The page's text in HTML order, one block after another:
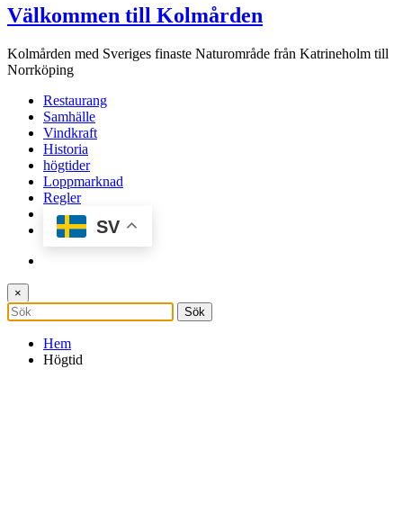
Välkommen till Kolmården
Kolmården med Sveriges finaste Naturområde från Katrineholm till
Norrköping
Restaurang
Samhälle
Vindkraft
Historia
högtider
Loppmarknad
Regler
SV
×
Hem
Högtid